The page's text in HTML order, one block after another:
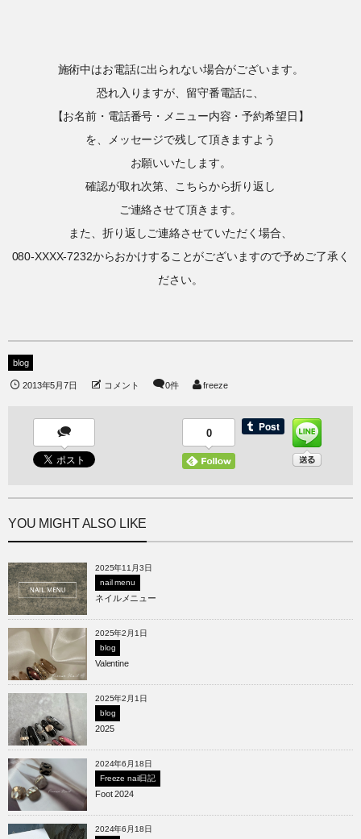
施術中はお電話に出られない場合がございます。
恐れ入りますが、留守番電話に、
【お名前・電話番号・メニュー内容・予約希望日】
を、メッセージで残して頂きますよう
お願いいたします。
確認が取れ次第、こちらから折り返し
ご連絡させて頂きます。
また、折り返しご連絡させていただく場合、
080-XXXX-7232からおかけすることがございますので予めご了承く
ださい。
blog
2013年5月7日 コメント 0件 freeze
0
YOU MIGHT ALSO LIKE
2025年11月3日
nail menu
ネイルメニュー
2025年2月1日
blog
Valentine
2025年2月1日
blog
2025
2024年6月18日
Freeze nail日記
Foot 2024
2024年6月18日